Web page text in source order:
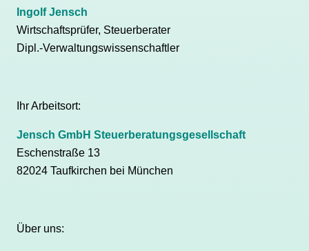
Ingolf Jensch
Wirtschaftsprüfer, Steuerberater
Dipl.-Verwaltungswissenschaftler
Ihr Arbeitsort:
Jensch GmbH Steuerberatungsgesellschaft
Eschenstraße 13
82024 Taufkirchen bei München
Über uns: